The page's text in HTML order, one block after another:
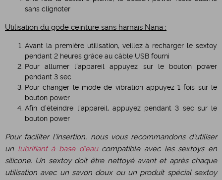
sans clignoter
Utilisation du gode ceinture sans harnais Nana :
Avant la première utilisation, veillez à recharger le sextoy
pendant 2 heures grâce au câble USB fourni
Pour allumer l'appareil appuyez sur le bouton power
pendant 3 sec
Pour changer le mode de vibration appuyez 1 fois sur le
bouton power
Afin d'éteindre l'appareil, appuyez pendant 3 sec sur le
bouton power
Pour faciliter l'insertion, nous vous recommandons d'utiliser
un lubrifiant à base d'eaucompatible avec les sextoys en
silicone. Un sextoy doit être nettoyé avant et après chaque
utilisation avec un savon doux ou un produit spécial sextoy